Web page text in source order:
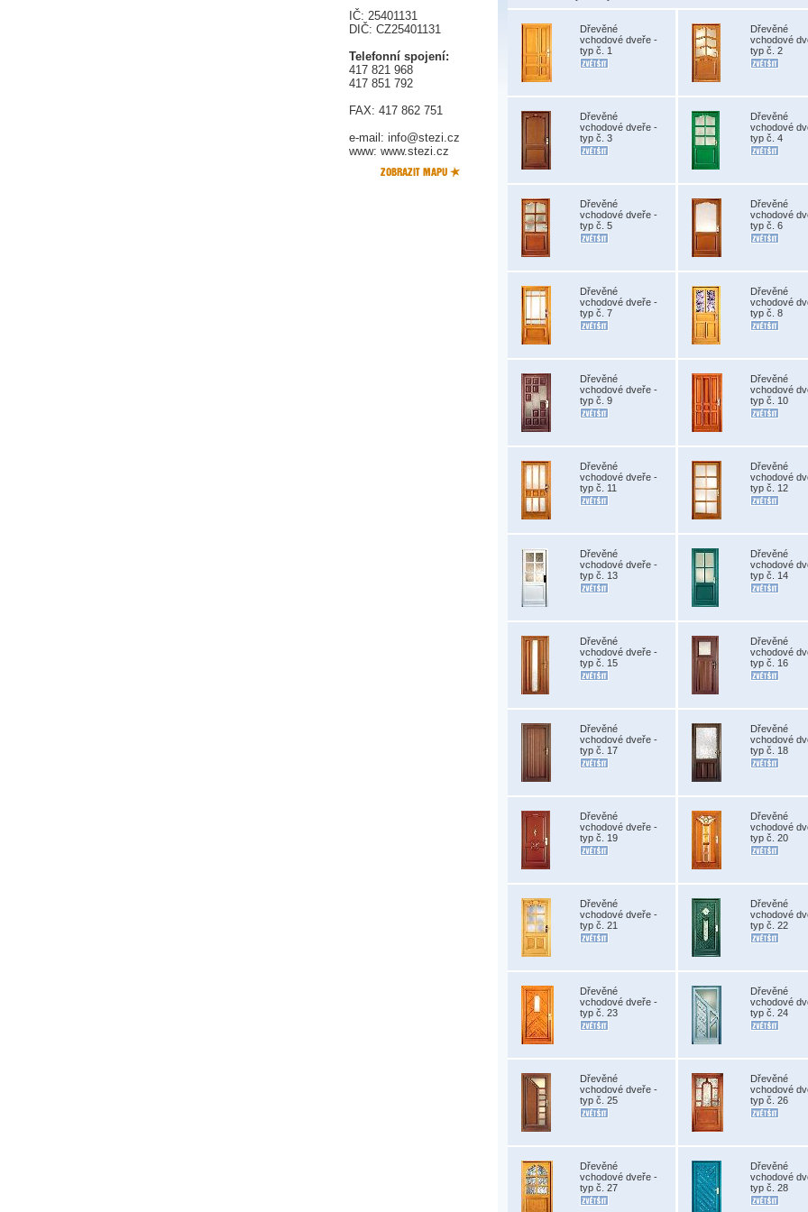
IČ: 25401131
DIČ: CZ25401131
Telefonní spojení:
417 821 968
417 851 792
FAX: 417 862 751
e-mail: info@stezi.cz
www: www.stezi.cz
Dřevěné
vchodové dveře -
typ č. 1
Dřevěné
vchodové
typ č. 2
Dřevěné
vchodové dveře -
typ č. 3
Dřevěné
vchodové
typ č. 4
Dřevěné
vchodové dveře -
typ č. 5
Dřevěné
vchodové
typ č. 6
Dřevěné
vchodové dveře -
typ č. 7
Dřevěné
vchodové
typ č. 8
Dřevěné
vchodové dveře -
typ č. 9
Dřevěné
vchodové
typ č. 10
Dřevěné
vchodové dveře -
typ č. 11
Dřevěné
vchodové
typ č. 12
Dřevěné
vchodové dveře -
typ č. 13
Dřevěné
vchodové
typ č. 14
Dřevěné
vchodové dveře -
typ č. 15
Dřevěné
vchodové
typ č. 16
Dřevěné
vchodové dveře -
typ č. 17
Dřevěné
vchodové
typ č. 18
Dřevěné
vchodové dveře -
typ č. 19
Dřevěné
vchodové
typ č. 20
Dřevěné
vchodové dveře -
typ č. 21
Dřevěné
vchodové
typ č. 22
Dřevěné
vchodové dveře -
typ č. 23
Dřevěné
vchodové
typ č. 24
Dřevěné
vchodové dveře -
typ č. 25
Dřevěné
vchodové
typ č. 26
Dřevěné
vchodové dveře -
typ č. 27
Dřevěné
vchodové
typ č. 28